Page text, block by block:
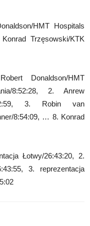
HMT Hospitals
Trzęsowski/KTK
Donaldson/HMT
8:52:28, 2. Anrew
3. Robin van
8:54:09, … 8. Konrad
Łotwy/26:43:20, 2.
3. reprezentacja